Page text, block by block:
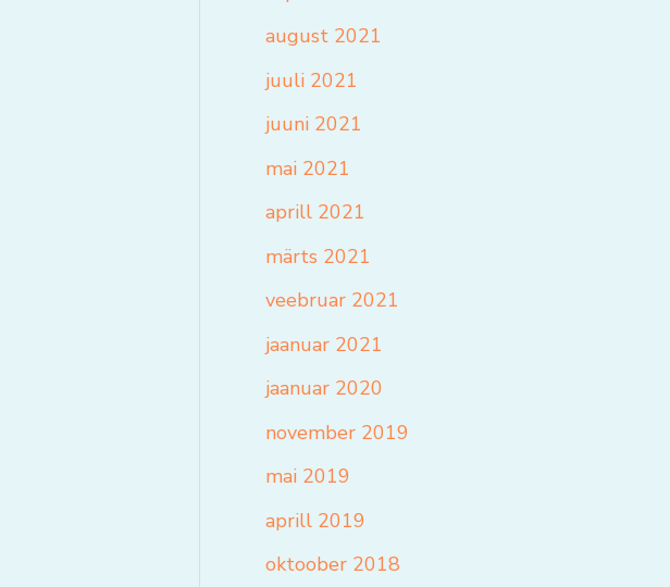
august 2021
juuli 2021
juuni 2021
mai 2021
aprill 2021
märts 2021
veebruar 2021
jaanuar 2021
jaanuar 2020
november 2019
mai 2019
aprill 2019
oktoober 2018